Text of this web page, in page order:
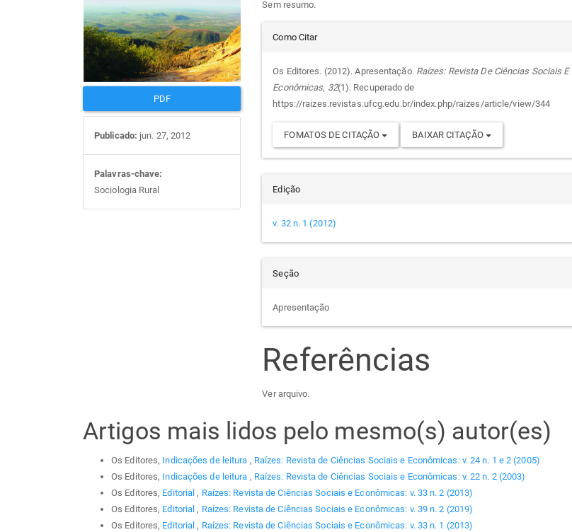
artigos
PDF
Publicado: jun. 27, 2012
Palavras-chave:
Sociologia Rural
principal
Sem resumo.
Detalhes
do
artigo
Como Citar
Os Editores. (2012). Apresentação. Raízes: Revista De Ciências Sociais E
Econômicas, 32(1). Recuperado de
https://raizes.revistas.ufcg.edu.br/index.php/raizes/article/view/344
FOMATOS DE CITAÇÃO BAIXAR CITAÇÃO
Edição
v. 32 n. 1 (2012)
Seção
Apresentação
Referências
Ver arquivo.
Artigos mais lidos pelo mesmo(s) autor(es)
Os Editores, Indicações de leitura , Raízes: Revista de Ciências Sociais e Econômicas: v. 24 n. 1 e 2 (2005)
Os Editores, Indicações de leitura , Raízes: Revista de Ciências Sociais e Econômicas: v. 22 n. 2 (2003)
Os Editores, Editorial, Raízes: Revista de Ciências Sociais e Econômicas: v. 33 n. 2 (2013)
Os Editores, Editorial, Raízes: Revista de Ciências Sociais e Econômicas: v. 39 n. 2 (2019)
Os Editores, Editorial, Raízes: Revista de Ciências Sociais e Econômicas: v. 33 n. 1 (2013)